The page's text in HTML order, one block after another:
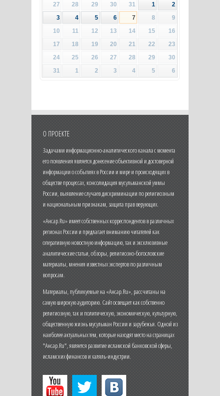
27 28 29 30 31 1
2
3
4 5 6 7 8
9
10
11 12 13 14 15
16
17
18 19 20 21 22
23
24
25 26 27 28 29
30
31
1 2 3 4 5 6
О ПРОЕКТЕ
Задачами информационно-аналитического канала с момента
его появления является донесение объективной и достоверной
информации о событиях в России и мире и происходящих в
обществе процессах, консолидация мусульманской уммы
России, выявление случаев дискриминации по религиозным
и национальным признакам, защита прав верующих.
«Ансар.Ru» имеет собственных корреспондентов в различных
регионах России и предлагает вниманию читателей как
оперативную новостную информацию, так и эксклюзивные
аналитические статьи, обзоры, религиозно-богословские
материалы, мнения известных экспертов по различным
вопросам.
Материалы, публикуемые на «Ансар.Ru», рассчитаны на
самую широкую аудиторию. Сайт освещает как собственно
религиозную, так и политическую, экономическую, культурную,
общественную жизнь мусульман России и зарубежья. Одной из
наиболее актуальных тем, которые находят место на страницах
"Ансар.Ru", является развитие исламской банковской сферы,
исламских финансов и халяль-индустрии.